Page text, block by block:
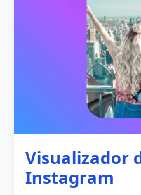
Visualizador
Instagram